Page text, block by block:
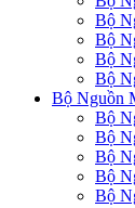
Bộ
Bộ
Bộ
Bộ
Bộ Nguồn
Bộ
Bộ
Bộ
Bộ
Bộ